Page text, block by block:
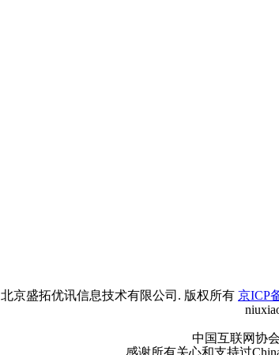
北京盛拓优讯信息技术有限公司. 版权所有 京ICP
中国互联网协
感谢所有关心和支持过